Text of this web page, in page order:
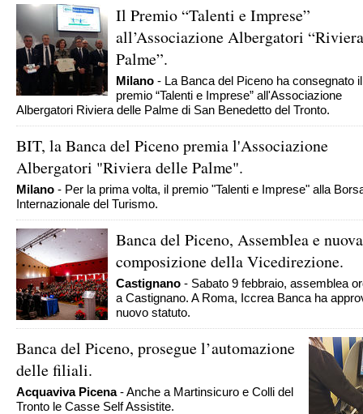
Il Premio “Talenti e Imprese”
all’Associazione Albergatori
Palme”.
Milano - La Banca del Piceno ha consegnato il
premio “Talenti e Imprese” all'Associazione
Albergatori Riviera delle Palme di San Benedetto del Tronto.
BIT, la Banca del Piceno premia l'Associazione
Albergatori "Riviera delle Palme".
Milano - Per la prima volta, il premio "Talenti e Imprese" alla
Internazionale del Turismo.
Banca del Piceno, Assemblea e nuova
composizione della Vicedirezione.
Castignano - Sabato 9 febbraio, assemblea
a Castignano. A Roma, Iccrea Banca ha
nuovo statuto.
Banca del Piceno, prosegue l’automazione
delle filiali.
Acquaviva Picena- Anche a Martinsicuro e Colli del
Tronto le Casse Self Assistite.